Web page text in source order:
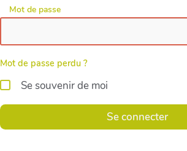
Mot de passe
Mot de passe perdu ?
Se souvenir de moi
Se connecter